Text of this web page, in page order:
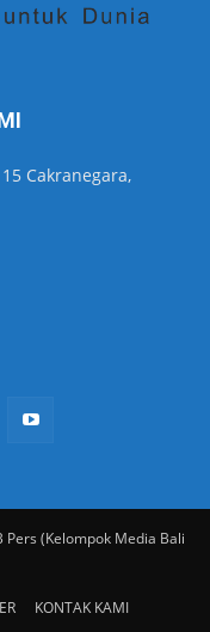
Cakranegara,
Pers (Kelompok Media Bali
KONTAK KAMI